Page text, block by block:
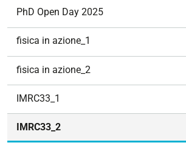
PhD Open Day 2025
fisica in azione_1
fisica in azione_2
IMRC33_1
IMRC33_2